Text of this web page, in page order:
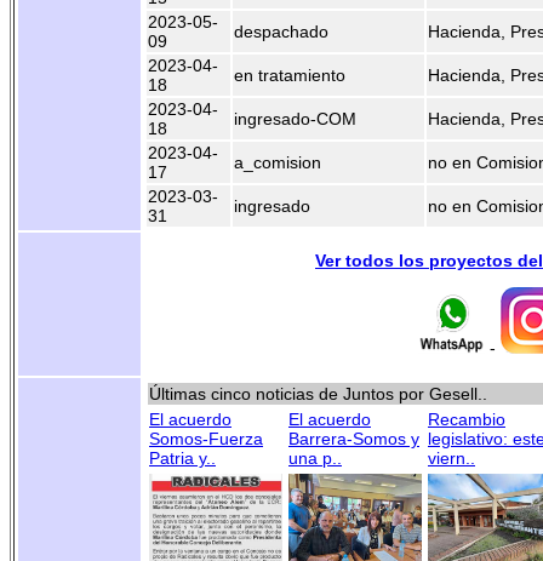
2023-05-
09
despachado
Hacienda,
2023-04-
18
en tratamiento
Hacienda,
2023-04-
18
ingresado-COM
Hacienda,
2023-04-
17
a_comision
no en
2023-03-
31
ingresado no en
Ver todos los proyectos
-
Últimas cinco noticias de Juntos por Gesell..
El acuerdo
Somos-Fuerza
Patria y..
El acuerdo
Barrera-Somos y
una p..
Recambio
legislativo:
viern..